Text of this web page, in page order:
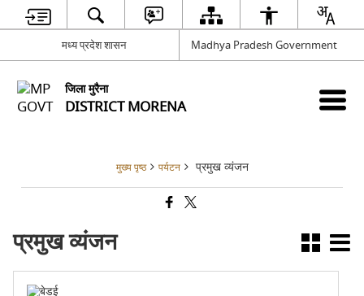
मध्य प्रदेश शासन Madhya Pradesh Government
जिला मुरैना
DISTRICT MORENA
मुख्य पृष्ठ पर्यटन प्रमुख व्यंजन
प्रमुख व्यंजन